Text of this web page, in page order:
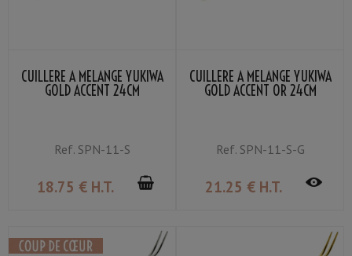
CUILLÈRE À MÉLANGE YUKIWA
GOLD ACCENT 24CM
Ref.SPN-11-S
18.75 € H.T.
CUILLÈRE À MÉLANGE YUKIWA
GOLD ACCENT OR 24CM
Ref.SPN-11-S-G
21.25 € H.T.